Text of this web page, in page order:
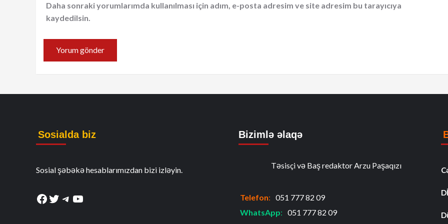
Daha sonraki yorumlarımda kullanılması için adım, e-posta adresim ve site adresim bu tarayıcıya
kaydedilsin.
Sosialda biz
Sosial şəbəkə hesablarımızdan bizi izləyin.
Facebook
Twitter
Telegram
YouTube
Bizimlə əlaqə
Təsisçi və Baş redaktor Arzu Paşaqızı
Telefon: 051 777 82 09
WhatsApp: 051 777 82 09